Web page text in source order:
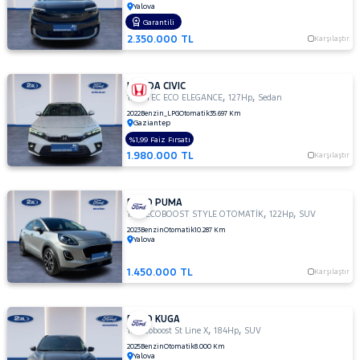
TOGG
TOYOTA
VOLKSWAGEN
VOLVO
Yalova
2.350.000 TL Karşılaştır
Garantili
HONDA CIVIC
1.5 VTEC ECO ELEGANCE,127Hp, Sedan
2022Benzin_LPGOtomatik35.697 Km
Gaziantep
1.980.000 TL Karşılaştır
%1,99 Faiz Fırsatı
FORD PUMA
1.0L ECOBOOST STYLE OTOMATİK,122Hp, SUV
2023BenzinOtomatik10.287 Km
Yalova
1.450.000 TL Karşılaştır
FORD KUGA
1.5 Ecoboost St Line X,184Hp, SUV
2025BenzinOtomatik8.000 Km
Yalova